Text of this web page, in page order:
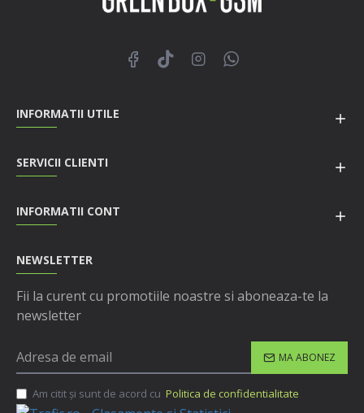
INFORMATII UTILE
SERVICII CLIENTI
INFORMATII CONT
NEWSLETTER
Fii la curent cu promotiile noastre si aboneaza-te la
newsletter
MA ABONEZ
Am citit şi sunt de acord cu Politica de confidentialitate